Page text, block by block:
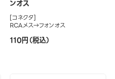
ンオス
[コネクタ]
RCAメス→フォンオス
110円（税込）